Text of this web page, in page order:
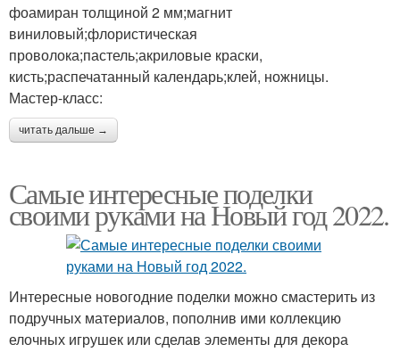
фоамиран толщиной 2 мм;магнит
виниловый;флористическая
проволока;пастель;акриловые краски,
кисть;распечатанный календарь;клей, ножницы.
Мастер-класс:
читать дальше →
Самые интересные поделки
своими руками на Новый год 2022.
Интересные новогодние поделки можно смастерить из
подручных материалов, пополнив ими коллекцию
елочных игрушек или сделав элементы для декора